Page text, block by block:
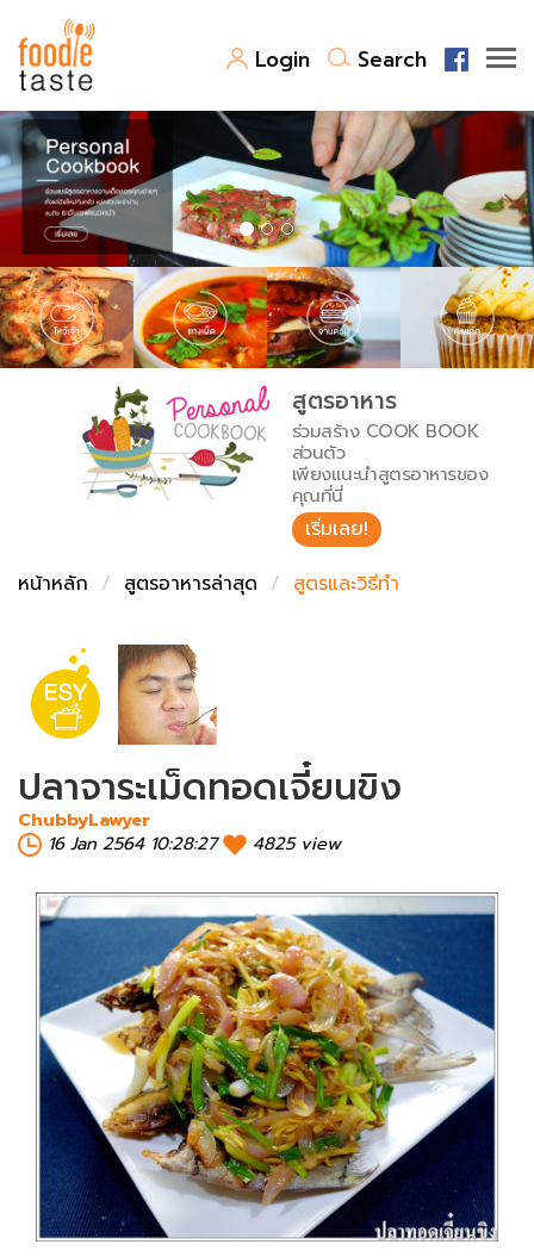
Login Search
สูตรอาหาร
สูตรอาหารล่าสุด
Top Foodie
พาไปชิม
สารพันก้นครัว
เคล็ดลับน่ารู้
เปรียบเทียบหน่วยการตวง
เปรียบเทียบอุณหภูมิ
เปรียบเทียบน้ำหนักวัตถุดิบ
FoodPedia
สร้าง Cookbook
สูตรอาหาร
ร่วมสร้าง COOK BOOK
ส่วนตัว
เพียงแนะนำสูตรอาหารของ
คุณที่นี่
เริ่มเลย!
หน้าหลัก
สูตรอาหารล่าสุด สูตรและวิธีทำ
ปลาจาระเม็ดทอดเจี๋ยนขิง
ChubbyLawyer
16 Jan 2564 10:28:27
4825 view